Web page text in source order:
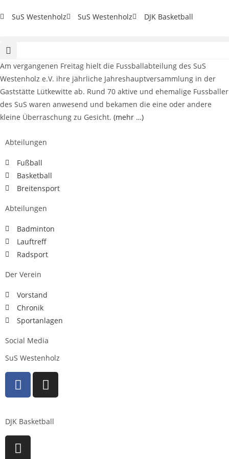
SuS Westenholz SuS Westenholz DJK Basketball
Am vergangenen Freitag hielt die Fussballabteilung des SuS
Westenholz e.V. ihre jährliche Jahreshauptversammlung in der
Gaststätte Lütkewitte ab. Rund 70 aktive und ehemalige Fussballer
des SuS waren anwesend und bekamen die eine oder andere
kleine Überraschung zu Gesicht. (mehr …)
Abteilungen
Fußball
Basketball
Breitensport
Abteilungen
Badminton
Lauftreff
Radsport
Der Verein
Vorstand
Chronik
Sportanlagen
Social Media
SuS Westenholz
DJK Basketball